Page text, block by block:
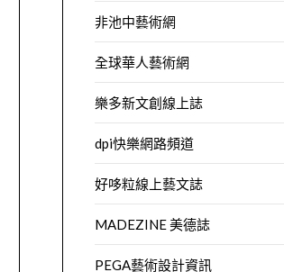
非池中藝術網
全球華人藝術網
樂多新文創線上誌
dpi快樂網路頻道
好哆粒線上藝文誌
MADEZINE 美德誌
PEGA藝術設計資訊